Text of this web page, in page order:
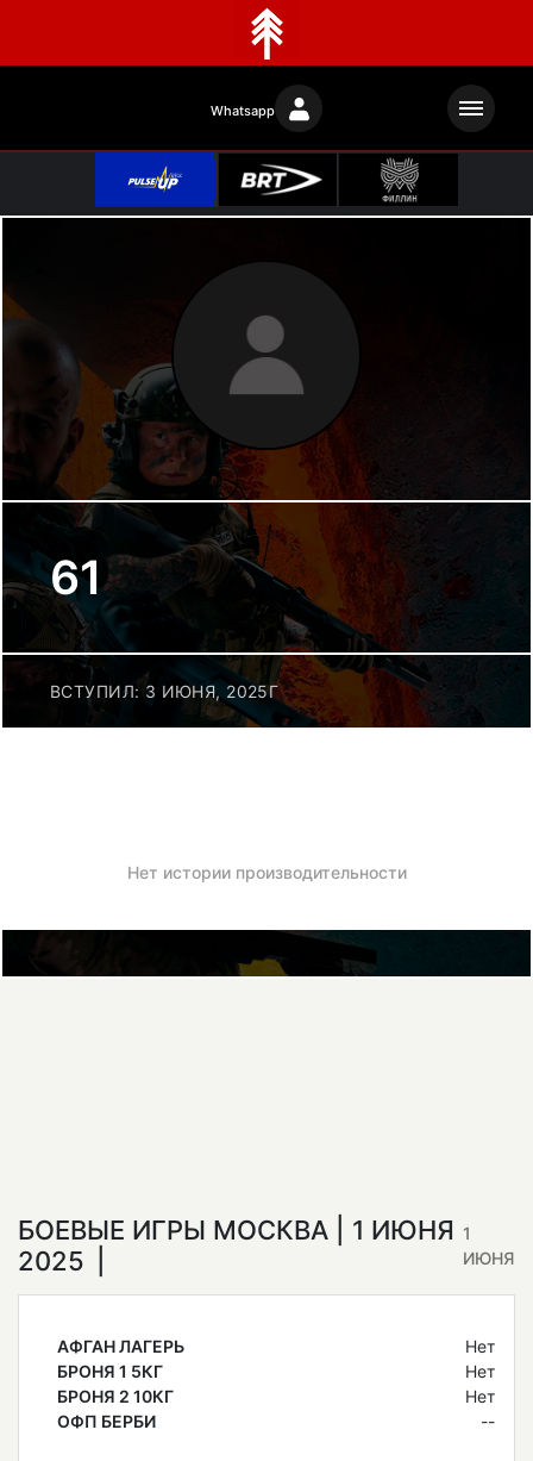
Whatsapp
61
ВСТУПИЛ: 3 ИЮНЯ, 2025Г
Нет истории производительности
БОЕВЫЕ ИГРЫ МОСКВА | 1 ИЮНЯ
2025
1
ИЮНЯ
АФГАН ЛАГЕРЬ
Нет
БРОНЯ 1 5КГ
Нет
БРОНЯ 2 10КГ
Нет
ОФП БЕРБИ
--